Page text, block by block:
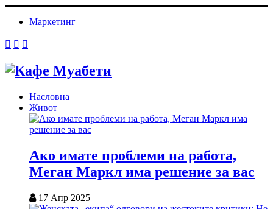
Маркетинг
Насловна
Живот
Ако имате проблеми на работа,
Меган Маркл има решение за вас
17 Апр 2025